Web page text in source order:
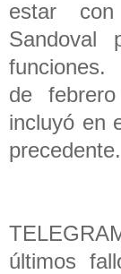
estar
Sandoval
funciones.
de
incluyó en
precedente.
últimos